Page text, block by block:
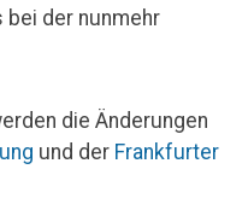
der nunmehr
die Änderungen
und der Frankfurter